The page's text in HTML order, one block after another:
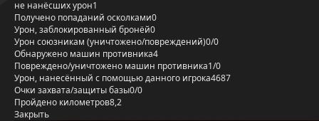
не нанёсших урон1
Получено попаданий осколками0
Урон, заблокированный бронёй0
Урон союзникам (уничтожено/повреждений)0/0
Обнаружено машин противника4
Повреждено/уничтожено машин противника1/0
Урон, нанесённый с помощью данного игрока4687
Очки захвата/защиты базы0/0
Пройдено километров8,2
Закрыть